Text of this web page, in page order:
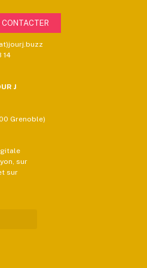
CONTACTER
14
J
Grenoble)
sur
sur